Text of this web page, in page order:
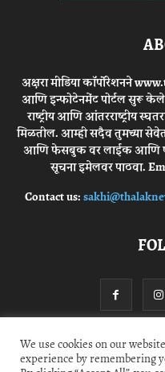
अक्षरा मीडिया कॉर्पोरेशनने
आणि इन्फोटेनमेंट पोर्टल सुरू
राष्ट्रीय आणि आंतरराष्ट्रीय
मिळतील. आम्ही सदैव तुमच्या सेवेत
आणि फेसबुक वर लाईक आणि
सूचना इमेलवर पाठवा.
Contact us:
Privacy
We use cookies on our
experience by remembering